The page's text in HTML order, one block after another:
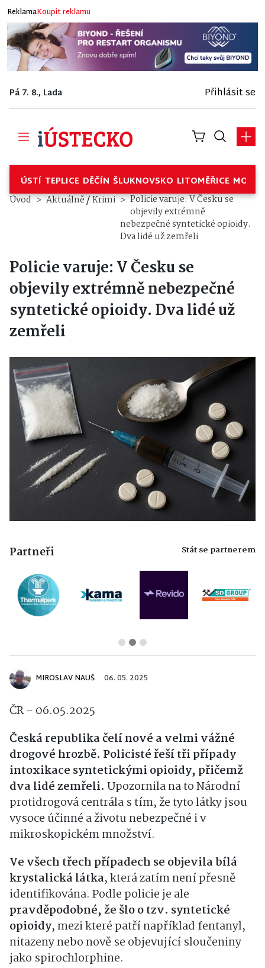
ReklamaKoupit reklamu
Pá 7. 8., Lada Přihlásit se
ÚSTÍ TEPLICE DĚČÍN ŠLUKNOVSKO LITOMĚŘICE
Úvod Aktuálně/Krimi
Policie varuje: V Česku se
objevily extrémně
nebezpečné syntetické opioidy.
Dva lidé už zemřeli
Policie varuje: V Česku se
objevily extrémně nebezpečné
syntetické opioidy. Dva lidé už
zemřeli
Partneři Stát se partnerem
MIROSLAV NAUŠ 06. 05. 2025
ČR - 06.05.2025
Česká republika čelí nové a velmi vážné
drogové hrozbě. Policisté řeší tři případy
intoxikace syntetickými opioidy, přičemž
dva lidé zemřeli. Upozornila na to Národní
protidrogová centrála s tím, že tyto látky jsou
vysoce účinné a životu nebezpečné i v
mikroskopickém množství.
Ve všech třech případech se objevila bílá
krystalická látka, která zatím není přesně
identifikována. Podle policie je ale
pravděpodobné, že šlo o tzv. syntetické
opioidy, mezi které patří například fentanyl,
nitazeny nebo nově se objevující sloučeniny
jako spirochlorphine.